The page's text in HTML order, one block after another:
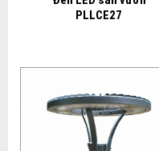
PLLCE27